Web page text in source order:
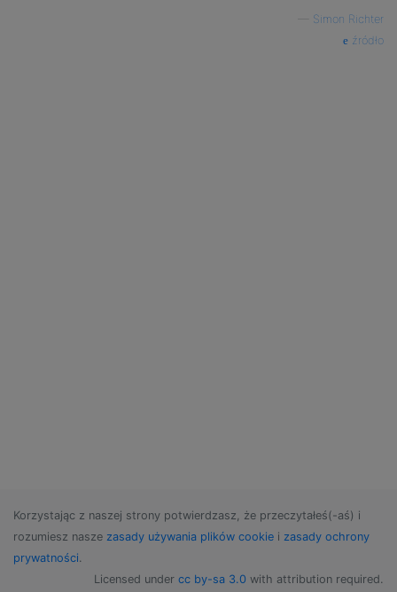
Simon Richter
źródło
Korzystając z naszej strony potwierdzasz, że przeczytałeś(-aś) i
rozumiesz nasze zasady używania plików cookie i zasady ochrony
prywatności.
Licensed under cc by-sa 3.0 with attribution required.